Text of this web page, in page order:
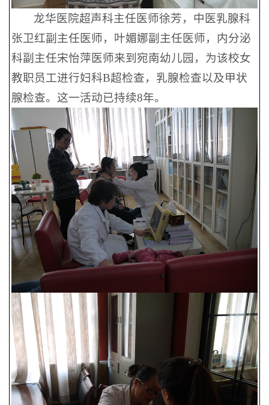
龙华医院超声科主任医师徐芳，中医乳腺科
张卫红副主任医师，叶媚娜副主任医师，内分泌
科副主任宋怡萍医师来到宛南幼儿园，为该校女
教职员工进行妇科B超检查，乳腺检查以及甲状
腺检查。这一活动已持续8年。